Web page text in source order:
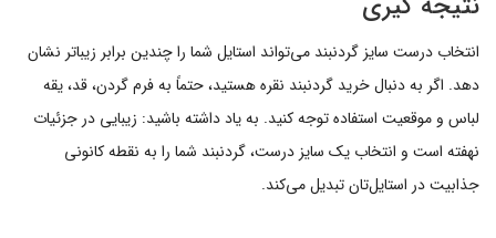
انتخاب درست سایز گردنبند می‌تواند استایل شما را چندین برابر زیباتر نشان
دهد. اگر به دنبال خرید گردنبند نقره هستید، حتماً به فرم گردن، قد، یقه
لباس و موقعیت استفاده توجه کنید. به یاد داشته باشید: زیبایی در جزئیات
نهفته است و انتخاب یک سایز درست، گردنبند شما را به نقطه کانونی
جذابیت در استایل‌تان تبدیل می‌کند.